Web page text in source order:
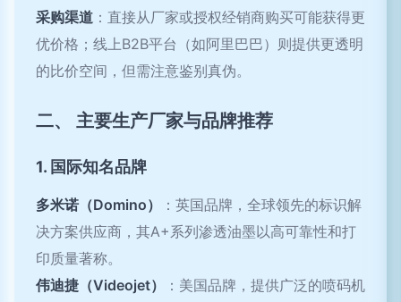
采购渠道 ：直接从厂家或授权经销商购买可能获得更
优价格；线上B2B平台（如阿里巴巴）则提供更透明
的比价空间，但需注意鉴别真伪。
二、 主要生产厂家与品牌推荐
1. 国际知名品牌
多米诺（Domino）
：英国品牌，全球领先的标识解
决方案供应商，其A+系列渗透油墨以高可靠性和打
印质量著称。
伟迪捷（Videojet）
：美国品牌，提供广泛的喷码机